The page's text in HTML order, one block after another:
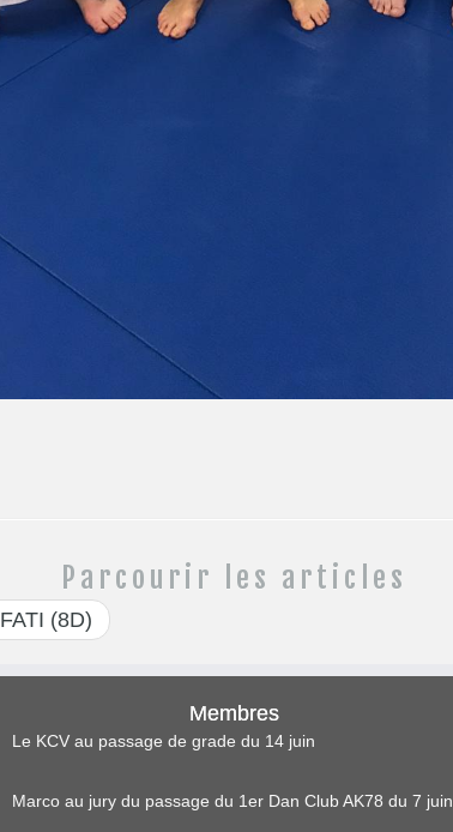
Parcourir les articles
(8D)
Membres
Le KCV au passage de grade du 14 juin
Marco au jury du passage du 1er Dan Club AK78 du 7 juin